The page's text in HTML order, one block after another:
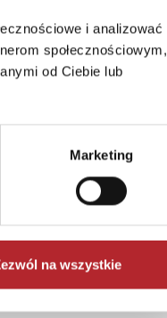
i analizować
społecznościowym,
od Ciebie lub
Marketing
na wszystkie